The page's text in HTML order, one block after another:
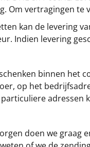
Om vertragingen
kan de levering
Indien levering
binnen het
op het
adressen
doen we graag